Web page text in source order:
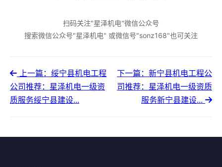
扫码关注"星泽机电"微信公众号
搜索微信公众号"星泽机电" 或微信号"sonz168"也可关注
上一篇：绥宁县机电工程
公司推荐：星泽机电一级资
质服务绥宁县建设...
下一篇：新宁县机电工程公
司推荐：星泽机电一级资质
服务新宁县建设...